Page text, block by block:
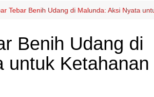
Tebar Benih Udang di Malunda: Aksi Nyata
Benih Udang di
untuk Ketahanan